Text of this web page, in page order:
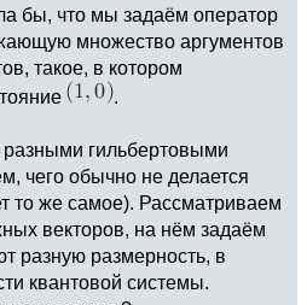
бы, что мы задаём оператор
множество аргументов
такое, в котором
.
гильбертовыми
чего обычно не делается
то же самое). Рассматриваем
векторов, на нём задаём
разную размерность, в
квантовой системы.